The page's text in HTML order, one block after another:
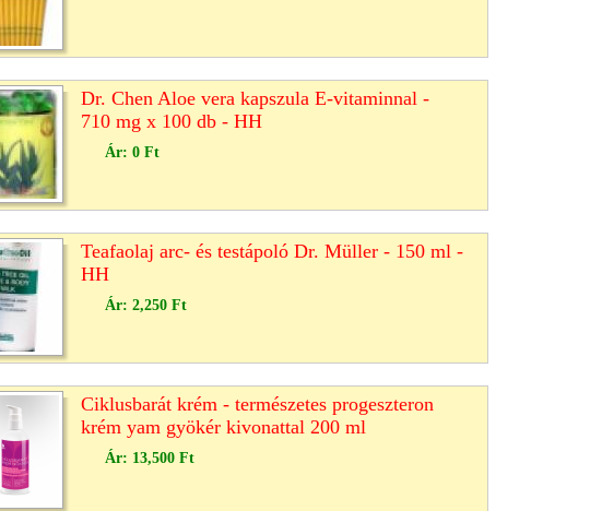
Dr. Chen Aloe vera kapszula E-vitaminnal -
710 mg x 100 db - HH
Ár: 0 Ft
Teafaolaj arc- és testápoló Dr. Müller - 150 ml -
HH
Ár: 2,250 Ft
Ciklusbarát krém - természetes progeszteron
krém yam gyökér kivonattal 200 ml
Ár: 13,500 Ft